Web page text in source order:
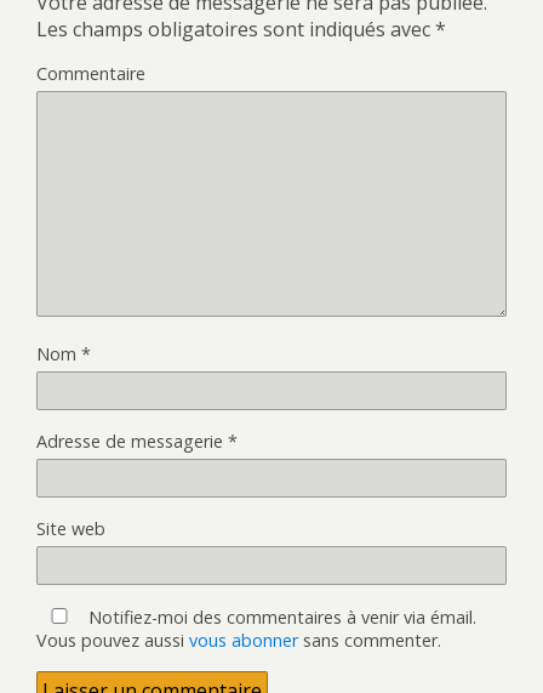
Les champs obligatoires sont indiqués avec*
Commentaire
Nom *
Adresse de messagerie *
Site web
Notifiez-moi des commentaires à venir via émail.
Vous pouvez aussi vous abonnersans commenter.